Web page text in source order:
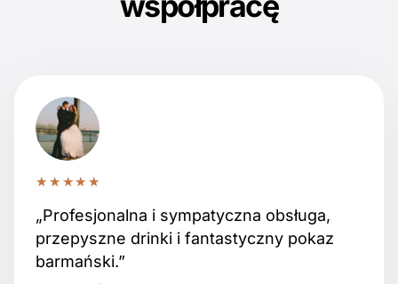
★★★★★
„Profesjonalna i sympatyczna obsługa,
przepyszne drinki i fantastyczny pokaz
barmański.”